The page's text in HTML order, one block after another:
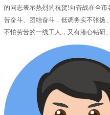
的同志表示热烈的祝贺!向奋战在全
苦奋斗、团结奋斗，低调务实不张扬
不怕劳苦的一线工人，又有潜心钻